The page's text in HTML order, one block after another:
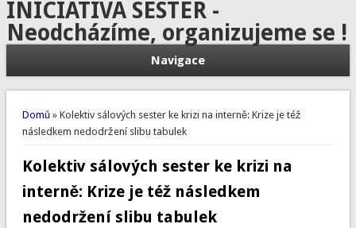
INICIATIVA SESTER -
Neodcházíme, organizujeme se !
Navigace
Jste zde
Domů» Kolektiv sálových sester ke krizi na interně: Krize je též
následkem nedodržení slibu tabulek
Kolektiv sálových sester ke krizi na
interně: Krize je též následkem
nedodržení slibu tabulek